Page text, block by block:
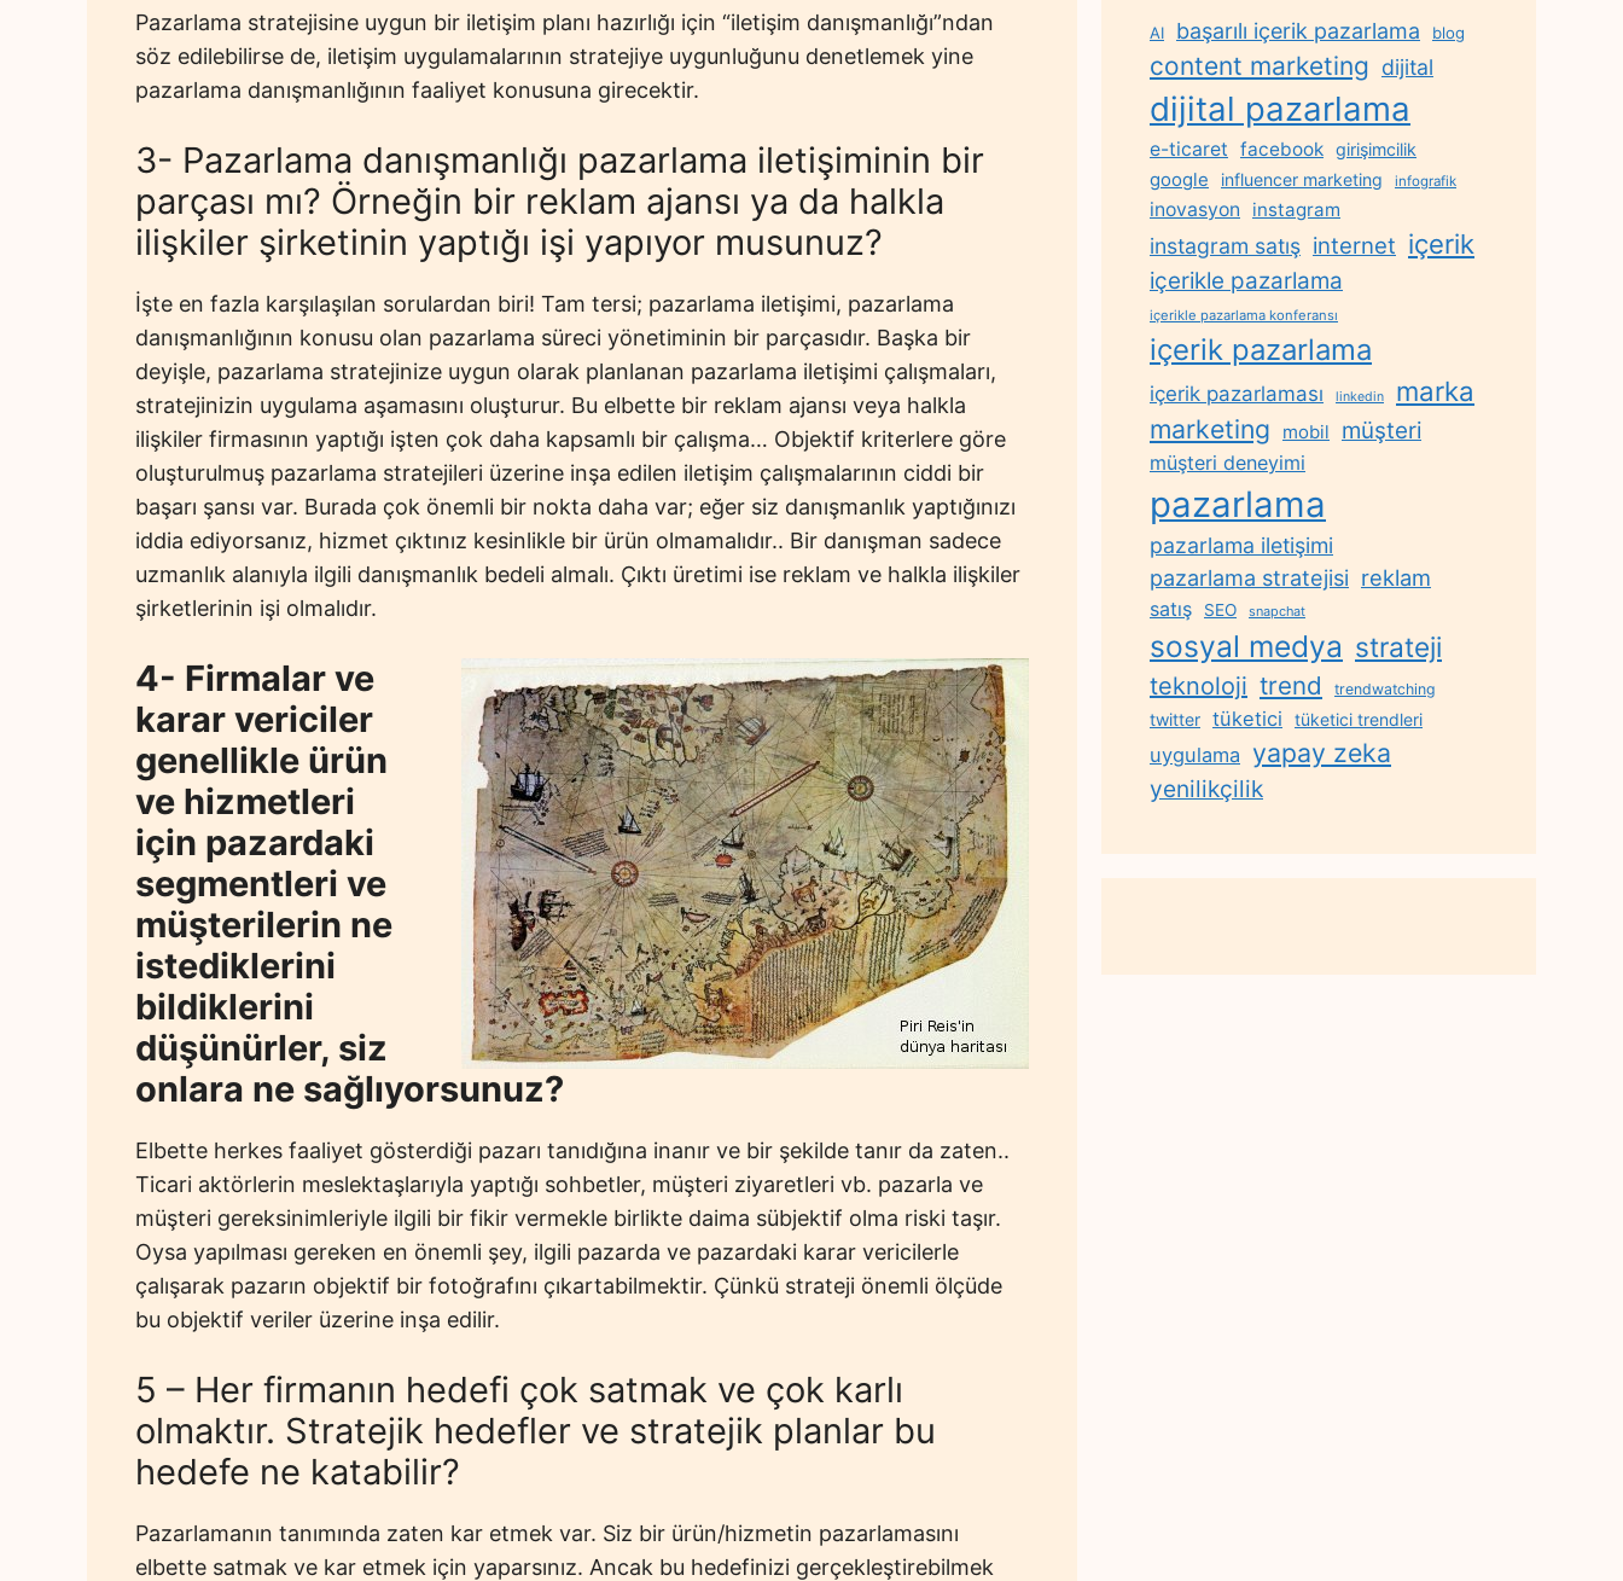
Pazarlama stratejisine uygun bir iletişim planı hazırlığı için “iletişim danışmanlığı”ndan
söz edilebilirse de, iletişim uygulamalarının stratejiye uygunluğunu denetlemek yine
pazarlama danışmanlığının faaliyet konusuna girecektir.
3- Pazarlama danışmanlığı pazarlama iletişiminin bir
parçası mı? Örneğin bir reklam ajansı ya da halkla
ilişkiler şirketinin yaptığı işi yapıyor musunuz?
İşte en fazla karşılaşılan sorulardan biri! Tam tersi; pazarlama iletişimi, pazarlama
danışmanlığının konusu olan pazarlama süreci yönetiminin bir parçasıdır. Başka bir
deyişle, pazarlama stratejinize uygun olarak planlanan pazarlama iletişimi çalışmaları,
stratejinizin uygulama aşamasını oluşturur. Bu elbette bir reklam ajansı veya halkla
ilişkiler firmasının yaptığı işten çok daha kapsamlı bir çalışma… Objektif kriterlere göre
oluşturulmuş pazarlama stratejileri üzerine inşa edilen iletişim çalışmalarının ciddi bir
başarı şansı var. Burada çok önemli bir nokta daha var; eğer siz danışmanlık yaptığınızı
iddia ediyorsanız, hizmet çıktınız kesinlikle bir ürün olmamalıdır.. Bir danışman sadece
uzmanlık alanıyla ilgili danışmanlık bedeli almalı. Çıktı üretimi ise reklam ve halkla ilişkiler
şirketlerinin işi olmalıdır.
4- Firmalar ve
karar vericiler
genellikle ürün
ve hizmetleri
için pazardaki
segmentleri ve
müşterilerin ne
istediklerini
bildiklerini
düşünürler, siz
onlara ne sağlıyorsunuz?
Elbette herkes faaliyet gösterdiği pazarı tanıdığına inanır ve bir şekilde tanır da zaten..
Ticari aktörlerin meslektaşlarıyla yaptığı sohbetler, müşteri ziyaretleri vb. pazarla ve
müşteri gereksinimleriyle ilgili bir fikir vermekle birlikte daima sübjektif olma riski taşır.
Oysa yapılması gereken en önemli şey, ilgili pazarda ve pazardaki karar vericilerle
çalışarak pazarın objektif bir fotoğrafını çıkartabilmektir. Çünkü strateji önemli ölçüde
bu objektif veriler üzerine inşa edilir.
5 – Her firmanın hedefi çok satmak ve çok karlı
olmaktır. Stratejik hedefler ve stratejik planlar bu
hedefe ne katabilir?
Pazarlamanın tanımında zaten kar etmek var. Siz bir ürün/hizmetin pazarlamasını
elbette satmak ve kar etmek için yaparsınız. Ancak bu hedefinizi gerçekleştirebilmek
AI başarılı içerik pazarlama blog
content marketing dijital
dijital pazarlama
e-ticaret facebook girişimcilik
google influencer marketing infografik
inovasyon instagram
instagram satış internet içerik
içerikle pazarlama
içerikle pazarlama konferansı
içerik pazarlama
içerik pazarlaması linkedin marka
marketing mobil müşteri
müşteri deneyimi
pazarlama
pazarlama iletişimi
pazarlama stratejisi reklam
satış SEO snapchat
sosyal medya strateji
teknoloji trend trendwatching
twitter tüketici tüketici trendleri
uygulama yapay zeka
yenilikçilik